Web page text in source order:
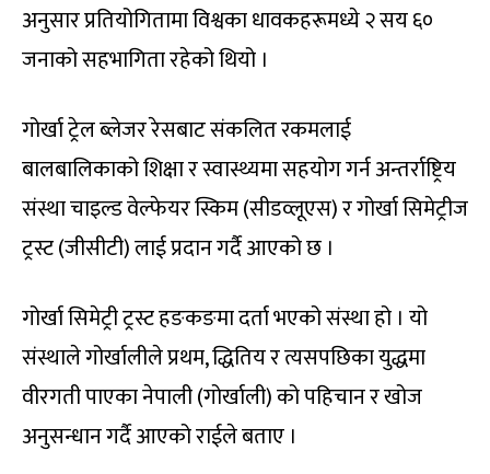
अनुसार प्रतियोगितामा विश्वका धावकहरूमध्ये २ सय ६०
जनाको सहभागिता रहेको थियो ।
गोर्खा ट्रेल ब्लेजर रेसबाट संकलित रकमलाई
बालबालिकाको शिक्षा र स्वास्थ्यमा सहयोग गर्न अन्तर्राष्ट्रिय
संस्था चाइल्ड वेल्फेयर स्किम (सीडव्लूएस) र गोर्खा सिमेट्रीज
ट्रस्ट (जीसीटी) लाई प्रदान गर्दै आएको छ ।
गोर्खा सिमेट्री ट्रस्ट हङकङमा दर्ता भएको संस्था हो । यो
संस्थाले गोर्खालीले प्रथम, द्धितिय र त्यसपछिका युद्धमा
वीरगती पाएका नेपाली (गोर्खाली) को पहिचान र खोज
अनुसन्धान गर्दै आएको राईले बताए ।